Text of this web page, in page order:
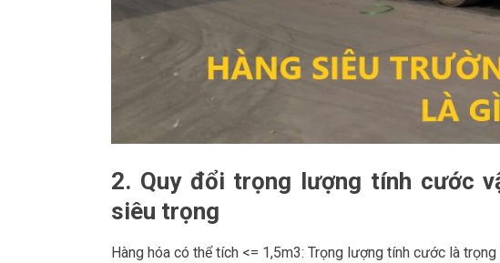
2. Quy đổi trọng lượng tính cước
siêu trọng
Hàng hóa có thể tích <= 1,5m3: Trọng lượng tính cước là